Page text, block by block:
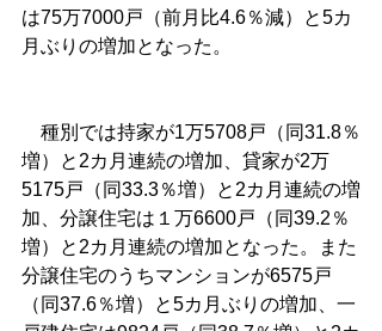
は75万7000戸（前月比4.6％減）と5カ
月ぶりの増加となった。
種別では持家が1万5708戸（同31.8％
増）と2カ月連続の増加、貸家が2万
5175戸（同33.3％増）と2カ月連続の増
加、分譲住宅は１万6600戸（同39.2％
増）と2カ月連続の増加となった。また
分譲住宅のうちマンションが6575戸
（同37.6％増）と5カ月ぶりの増加、一